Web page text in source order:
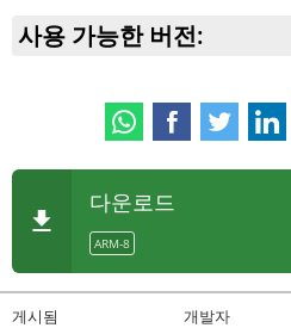
사용 가능한 버전:
다운로드
ARM-8
게시됨 개발자